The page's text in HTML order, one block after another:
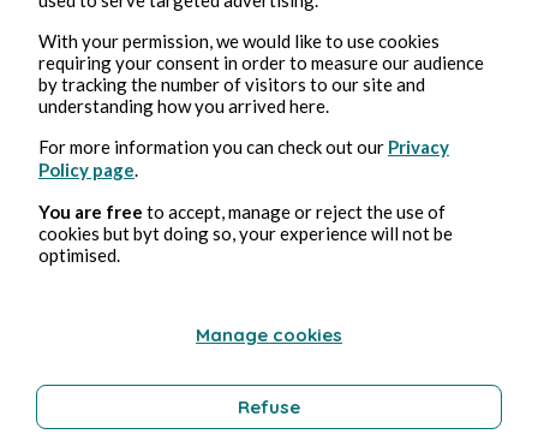
Culture
Stéphane Hoegel
With your permission, we would like to use cookies
requiring your consent in order to measure our audience
by tracking the number of visitors to our site and
understanding how you arrived here.
For more information you can check out our Privacy
Policy page
You are free to accept, manage or reject the use of
cookies but byt doing so, your experience will not be
optimised.
Manage cookies
Refuse